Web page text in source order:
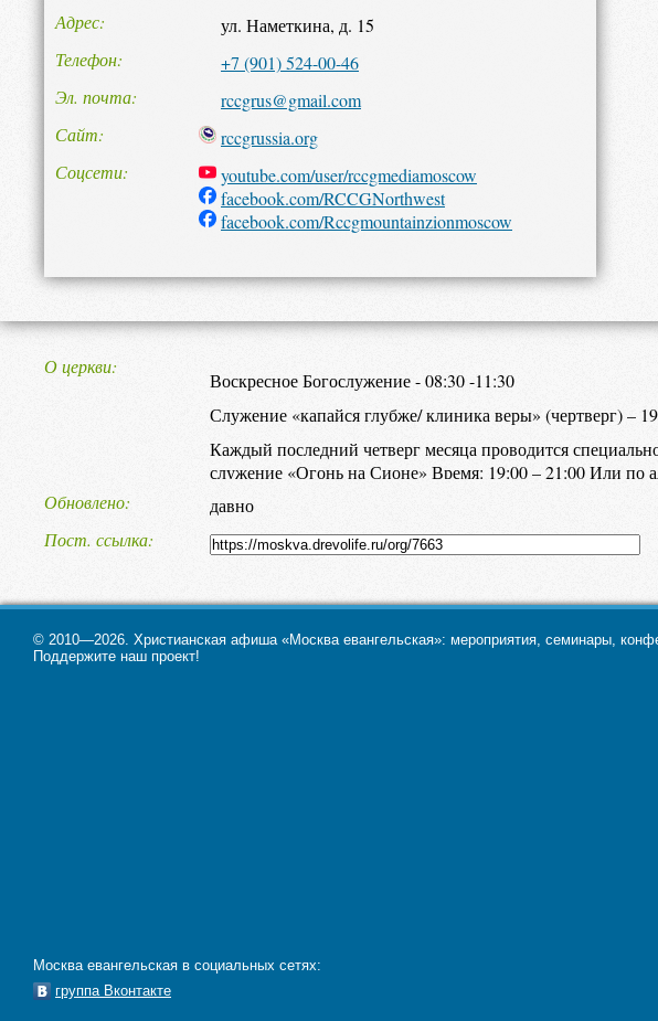
Адрес
ул. Наметкина, д. 15
Телефон
+7 (901) 524-00-46
Эл. почта
rccgrus@gmail.com
Сайт
rccgrussia.org
Соцсети
youtube.com/user/rccgmediamoscow
facebook.com/RCCGNorthwest
facebook.com/Rccgmountainzionmoscow
О церкви
Воскресное Богослужение - 08:30 -11:30
Служение «капайся глубже/ клиника веры» (чертверг) –
Каждый последний четверг месяца проводится
служение «Огонь на Сионе» Время: 19:00 – 21:00 Или по
Воскресное Богослужение – 14:00
Обновлено
давно
Пост. ссылка
© 2010—2026. Христианская афиша «Москва евангельская»: мероприятия, семинары,
Поддержите наш проект!
Москва евангельская в социальных сетях:
группа Вконтакте